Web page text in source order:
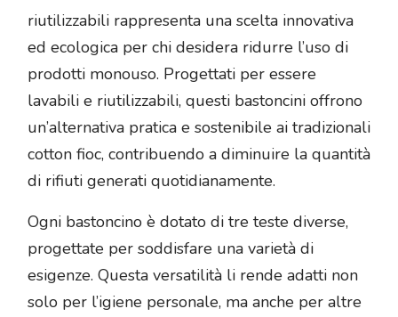
riutilizzabili rappresenta una scelta innovativa
ed ecologica per chi desidera ridurre l’uso di
prodotti monouso. Progettati per essere
lavabili e riutilizzabili, questi bastoncini offrono
un’alternativa pratica e sostenibile ai tradizionali
cotton fioc, contribuendo a diminuire la quantità
di rifiuti generati quotidianamente.
Ogni bastoncino è dotato di tre teste diverse,
progettate per soddisfare una varietà di
esigenze. Questa versatilità li rende adatti non
solo per l’igiene personale, ma anche per altre